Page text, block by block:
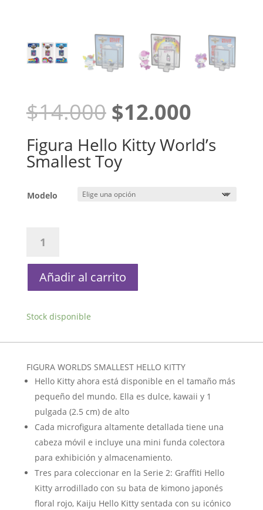
$14.000 El
precio
original
era:
$14.000.
$12.000El
actual
es:
Figura Hello Kitty World’s
Smallest Toy
Modelo
Hello
World's
Smallest
cantidad
Añadir al carrito
Stock disponible
FIGURA WORLDS SMALLEST HELLO KITTY
Hello Kitty ahora está disponible en el tamaño más
pequeño del mundo. Ella es dulce, kawaii y 1
pulgada (2.5 cm) de alto
Cada microfigura altamente detallada tiene una
cabeza móvil e incluye una mini funda colectora
para exhibición y almacenamiento.
Tres para coleccionar en la Serie 2: Graffiti Hello
Kitty arrodillado con su bata de kimono japonés
floral rojo, Kaiju Hello Kitty sentada con su icónico